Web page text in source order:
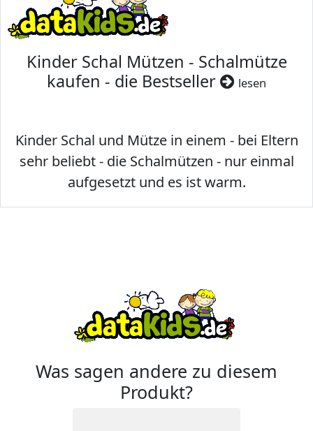
Kinder Schal Mützen - Schalmütze
kaufen - die Bestseller
lesen
Kinder Schal und Mütze in einem - bei Eltern
sehr beliebt - die Schalmützen - nur einmal
aufgesetzt und es ist warm.
Was sagen andere zu diesem
Produkt?